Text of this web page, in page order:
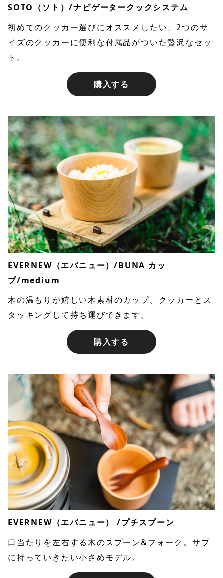
SOTO（ソト）/ナビゲータークックシステム
初めてのクッカー選びにオススメしたい、2つのサ
イズのクッカーに便利な付属品がついた贅沢なセッ
ト。
購入する
EVERNEW（エバニュー）/BUNA カッ
プ/medium
木の温もりが嬉しい木素材のカップ。クッカーとス
タッキングして持ち運びできます。
購入する
EVERNEW（エバニュー） /プチスプーン
口当たりを左右する木のスプーン&フォーク。サブ
に持っていきたい小さめモデル。